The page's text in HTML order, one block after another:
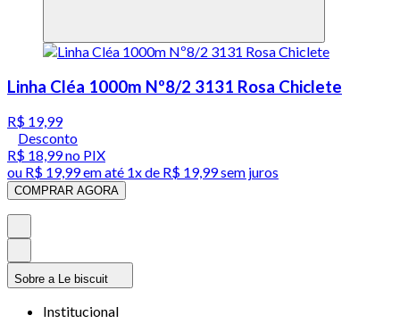
Linha Cléa 1000m Nº8/2 3131 Rosa Chiclete
R$ 19,99
Desconto
R$ 18,99no PIX
ou R$ 19,99em até 1x de R$ 19,99sem juros
COMPRAR AGORA
Sobre a Le biscuit
Institucional